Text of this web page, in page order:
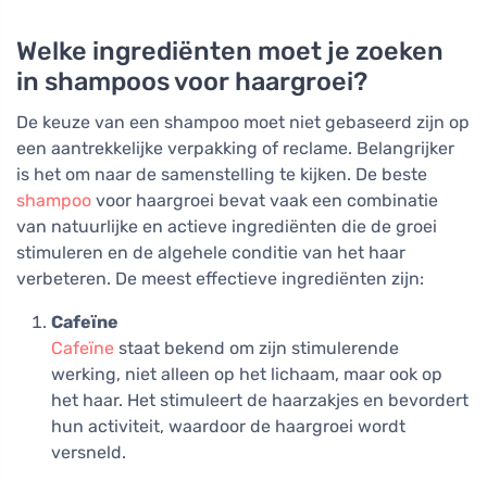
Welke ingrediënten moet je zoeken
in shampoos voor haargroei?
De keuze van een shampoo moet niet gebaseerd zijn op
een aantrekkelijke verpakking of reclame. Belangrijker
is het om naar de samenstelling te kijken. De beste
shampoo voor haargroei bevat vaak een combinatie
van natuurlijke en actieve ingrediënten die de groei
stimuleren en de algehele conditie van het haar
verbeteren. De meest effectieve ingrediënten zijn:
Cafeïne
Cafeïne staat bekend om zijn stimulerende
werking, niet alleen op het lichaam, maar ook op
het haar. Het stimuleert de haarzakjes en bevordert
hun activiteit, waardoor de haargroei wordt
versneld.